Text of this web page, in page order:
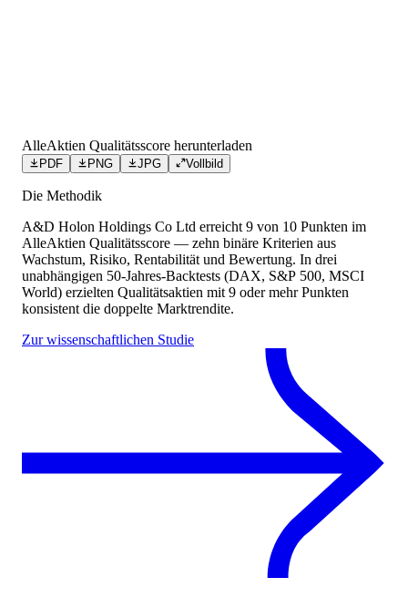
AlleAktien Qualitätsscore herunterladen
PDF PNG JPG Vollbild
Die Methodik
A&D Holon Holdings Co Ltd erreicht 9 von 10 Punkten im
AlleAktien Qualitätsscore — zehn binäre Kriterien aus
Wachstum, Risiko, Rentabilität und Bewertung. In drei
unabhängigen 50-Jahres-Backtests (DAX, S&P 500, MSCI
World) erzielten Qualitätsaktien mit 9 oder mehr Punkten
konsistent die doppelte Marktrendite.
Zur wissenschaftlichen Studie